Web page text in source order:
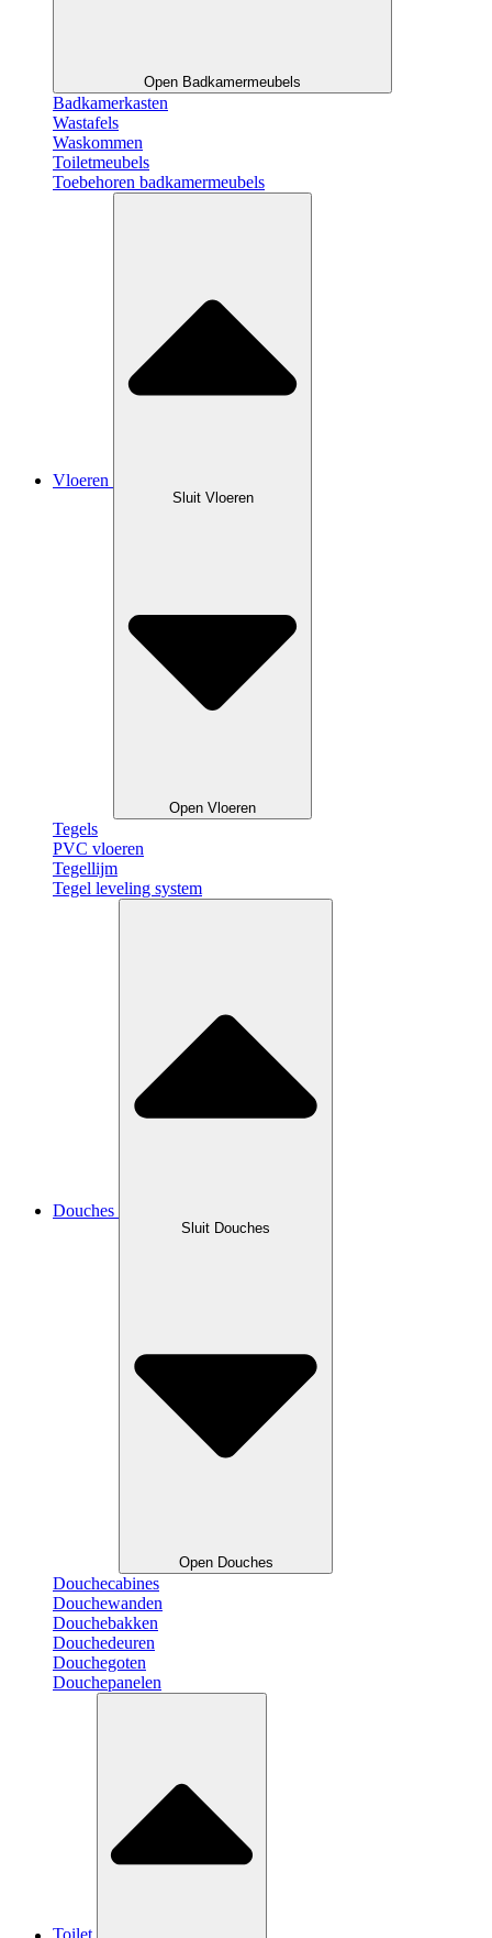
Open Badkamermeubels
Badkamerkasten
Wastafels
Waskommen
Toiletmeubels
Toebehoren badkamermeubels
Vloeren
Sluit Vloeren
Open Vloeren
Tegels
PVC vloeren
Tegellijm
Tegel leveling system
Douches
Sluit Douches
Open Douches
Douchecabines
Douchewanden
Douchebakken
Douchedeuren
Douchegoten
Douchepanelen